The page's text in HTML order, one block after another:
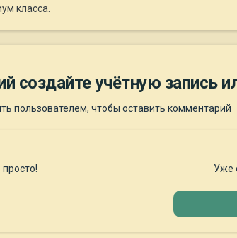
класса.
создайте учётную запись
пользователем, чтобы оставить комментарий
Уже